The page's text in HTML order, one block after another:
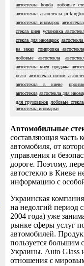
автостекла honda
лобовые
автостекла автостекла
автостекла иномарок автостекла
стекла киев установка
стекла для иномарок
на заказ
тонировка автостекла
лобовые автостекла
автостекла киев продажа
пежо автостекла оптом
автостекла в киеве
автостекла автостекла для
для грузовиков лобовые
автостекла иномарки
Автомобильные
составляющая часть
автомобиля, от
управления и
дороге. Поэтому,
автостекло в Киеве
информацию с
Украинская
на недолгий период
2004 года) уже
рынке сферы услуг
автомобилей.
пользуется большим
Украины. Auto Glass
отношения с